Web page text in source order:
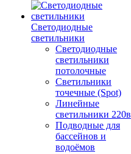
Светодиодные
светильники
Светодиодные
светильники
потолочные
Светильники
точечные (Spot)
Линейные
светильники 220в
Подводные для
бассейнов и
водоёмов